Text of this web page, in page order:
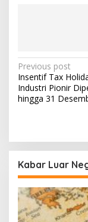
Post
Previous post
Insentif Tax
Industri Pionir
hingga 31
Kabar Luar